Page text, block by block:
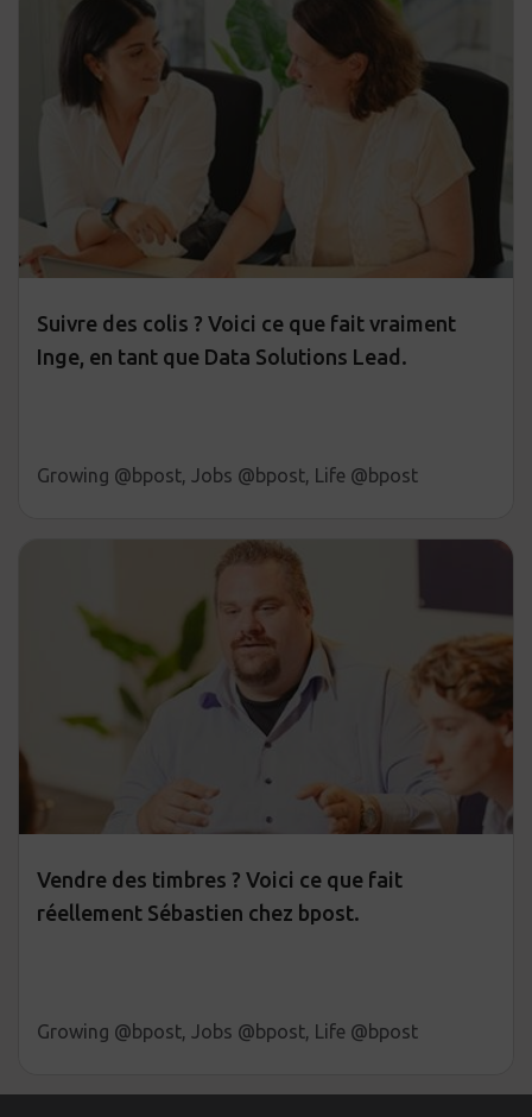
Suivre des colis ? Voici ce que fait vraiment
Inge, en tant que Data Solutions Lead.
Growing @bpost, Jobs @bpost, Life @bpost
Vendre des timbres ? Voici ce que fait
réellement Sébastien chez bpost.
Growing @bpost, Jobs @bpost, Life @bpost